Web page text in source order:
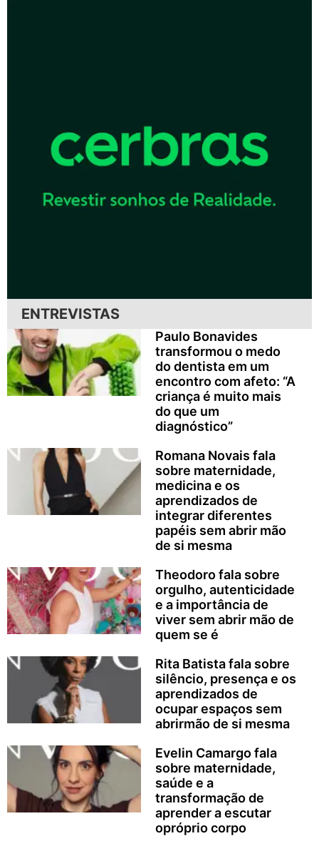
ENTREVISTAS
Paulo Bonavides
transformou o medo
do dentista em um
encontro com afeto: “A
criança é muito mais
do que um
diagnóstico”
Romana Novais fala
sobre maternidade,
medicina e os
aprendizados de
integrar diferentes
papéis sem abrir mão
de si mesma
Theodoro fala sobre
orgulho, autenticidade
e a importância de
viver sem abrir mão de
quem se é
Rita Batista fala sobre
silêncio, presença e os
aprendizados de
ocupar espaços sem
abrirmão de si mesma
Evelin Camargo fala
sobre maternidade,
saúde e a
transformação de
aprender a escutar
opróprio corpo